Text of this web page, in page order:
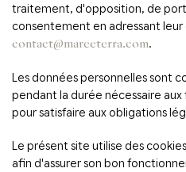
traitement, d'opposition, de
consentement en adressant leur
contact@mareeterra.com.
Les données personnelles sont
pendant la durée nécessaire
pour satisfaire aux obligations
Le présent site utilise des
afin d'assurer son bon